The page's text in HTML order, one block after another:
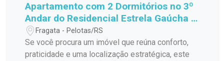
Apartamento com 2 Dormitórios no 3º
Andar do Residencial Estrela Gaúcha -
Excelente Localização
Fragata - Pelotas/RS
Se você procura um imóvel que reúna conforto,
praticidade e uma localização estratégica, este